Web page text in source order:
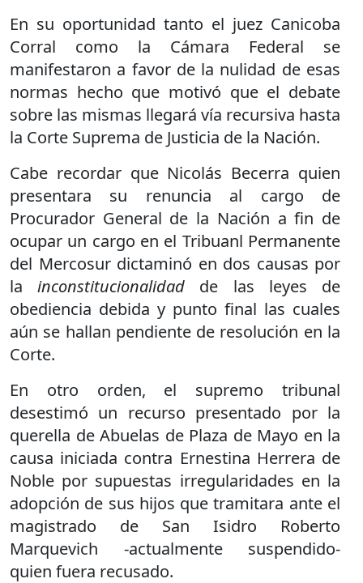
En su oportunidad tanto el juez Canicoba
Corral como la Cámara Federal se
manifestaron a favor de la nulidad de esas
normas hecho que motivó que el debate
sobre las mismas llegará vía recursiva hasta
la Corte Suprema de Justicia de la Nación.
Cabe recordar que Nicolás Becerra quien
presentara su renuncia al cargo de
Procurador General de la Nación a fin de
ocupar un cargo en el Tribuanl Permanente
del Mercosur dictaminó en dos causas por
lainconstitucionalidad de las leyes de
obediencia debida y punto final las cuales
aún se hallan pendiente de resolución en la
Corte.
En otro orden, el supremo tribunal
desestimó un recurso presentado por la
querella de Abuelas de Plaza de Mayo en la
causa iniciada contra Ernestina Herrera de
Noble por supuestas irregularidades en la
adopción de sus hijos que tramitara ante el
magistrado de San Isidro Roberto
Marquevich -actualmente suspendido-
quien fuera recusado.